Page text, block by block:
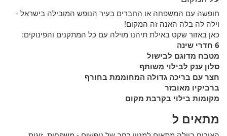
חופשה עם המשפחה או החברים בעיר הנופש המובילה בישראל -
וילה לה בלה האנה זה המקום!
כאן באזור שקט באילת תיהנו מוילה עם כל המתקנים והפינוקים:
6 חדרי שינה
מטבח מדוגם לבישול
סלון ענק לבילוי משותף
חצר עם בריכה גדולה המחוממת בחורף
ברביקיו מאובזר
מקומות בילוי בקרבת מקום
מתאים ל